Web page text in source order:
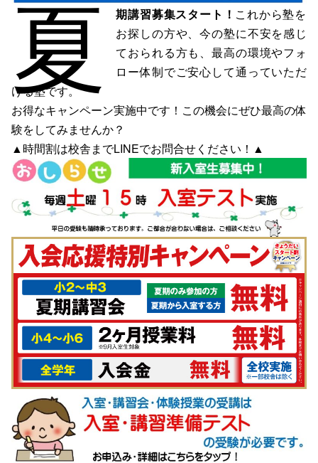
夏 期講習募集スタート！ これから塾を
お探しの方や、今の塾に不安を感じ
ておられる方も、最高の環境やフォ
ロー体制でご安心して通っていただ
ける塾です。
お得なキャンペーン実施中です！この機会にぜひ最高の体
験をしてみませんか？
▲時間割は校舎までLINEでお問合せください！▲